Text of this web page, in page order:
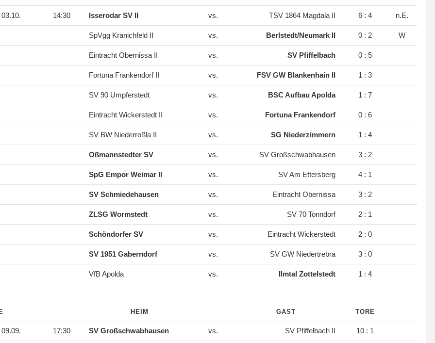
03.10. 14:30 Isserodar SV II vs. TSV 1864 Magdala II 6 : 4 n.E.
SpVgg Kranichfeld II vs. Berlstedt/Neumark II 0 : 2 W
Eintracht Obernissa II vs. SV Pfiffelbach 0 : 5
Fortuna Frankendorf II vs. FSV GW Blankenhain II 1 : 3
SV 90 Umpferstedt vs. BSC Aufbau Apolda 1 : 7
Eintracht Wickerstedt II vs. Fortuna Frankendorf 0 : 6
SV BW Niederroßla II vs. SG Niederzimmern 1 : 4
Oßmannstedter SV vs. SV Großschwabhausen 3 : 2
SpG Empor Weimar II vs. SV Am Ettersberg 4 : 1
SV Schmiedehausen vs. Eintracht Obernissa 3 : 2
ZLSG Wormstedt vs. SV 70 Tonndorf 2 : 1
Schöndorfer SV vs. Eintracht Wickerstedt 2 : 0
SV 1951 Gaberndorf vs. SV GW Niedertrebra 3 : 0
VfB Apolda vs. Ilmtal Zottelstedt 1 : 4
HEIM GAST TORE
09.09. 17:30 SV Großschwabhausen vs. SV Pfiffelbach II 10 : 1